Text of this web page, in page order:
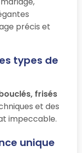
précis et
types de
frisés
et des
impeccable.
unique